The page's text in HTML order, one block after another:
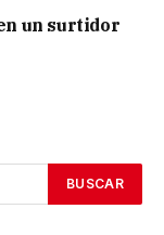
un surtidor